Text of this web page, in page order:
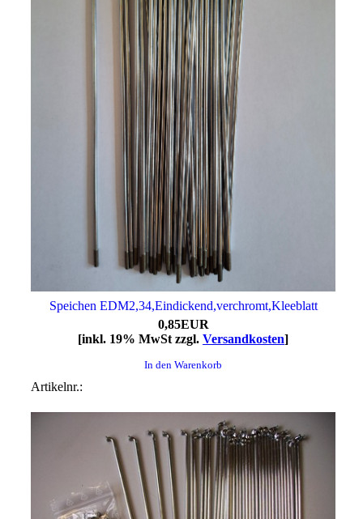
Speichen EDM2,34,Eindickend,verchromt,Kleeblatt
0,85EUR
[inkl. 19% MwSt zzgl. Versandkosten]
In den Warenkorb
Artikelnr.: